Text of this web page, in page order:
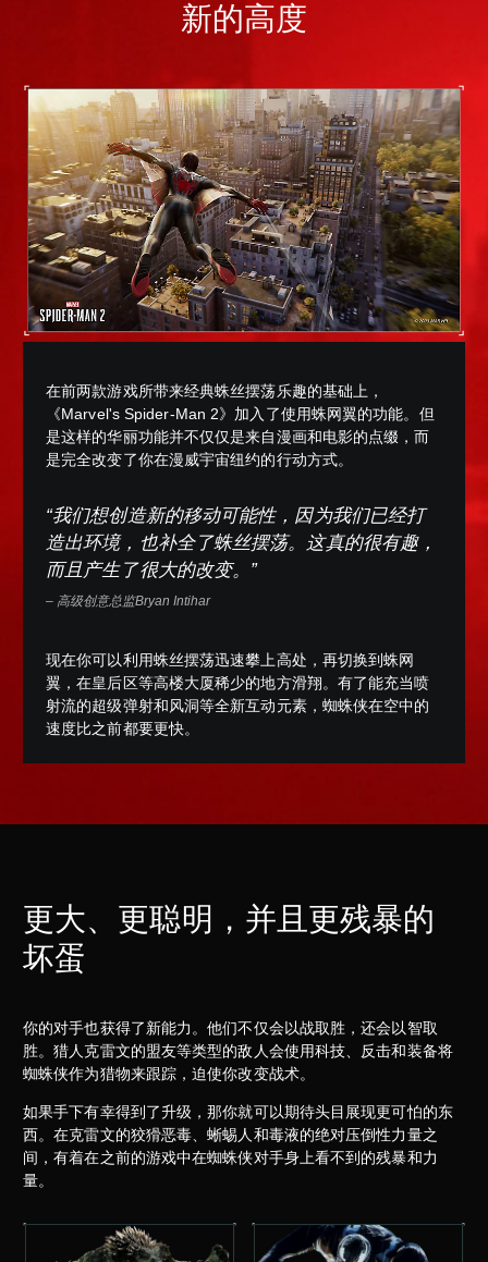
新的高度
在前两款游戏所带来经典蛛丝摆荡乐趣的基础上，
《Marvel's Spider-Man 2》加入了使用蛛网翼的功能。 但
是这样的华丽功能并不仅仅是来自漫画和电影的点缀，而
是完全改变了你在漫威宇宙纽约的行动方式。
“我们想创造新的移动可能性，因为我们已经打
造出环境，也补全了蛛丝摆荡。这真的很有趣，
而且产生了很大的改变。”
– 高级创意总监Bryan Intihar
现在你可以利用蛛丝摆荡迅速攀上高处，再切换到蛛网
翼，在皇后区等高楼大厦稀少的地方滑翔。有了能充当喷
射流的超级弹射和风洞等全新互动元素，蜘蛛侠在空中的
速度比之前都要更快。
更大、更聪明，并且更残暴的
坏蛋
你的对手也获得了新能力。他们不仅会以战取胜，还会以智取
胜。猎人克雷文的盟友等类型的敌人会使用科技、反击和装备将
蜘蛛侠作为猎物来跟踪，迫使你改变战术。
如果手下有幸得到了升级，那你就可以期待头目展现更可怕的东
西。在克雷文的狡猾恶毒、蜥蜴人和毒液的绝对压倒性力量之
间，有着在之前的游戏中在蜘蛛侠对手身上看不到的残暴和力
量。